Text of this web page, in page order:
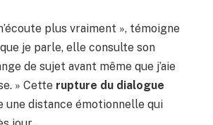
plus vraiment », témoigne
je parle, elle consulte son
de sujet avant même que j’aie
» Cette rupture du dialogue
une distance émotionnelle qui